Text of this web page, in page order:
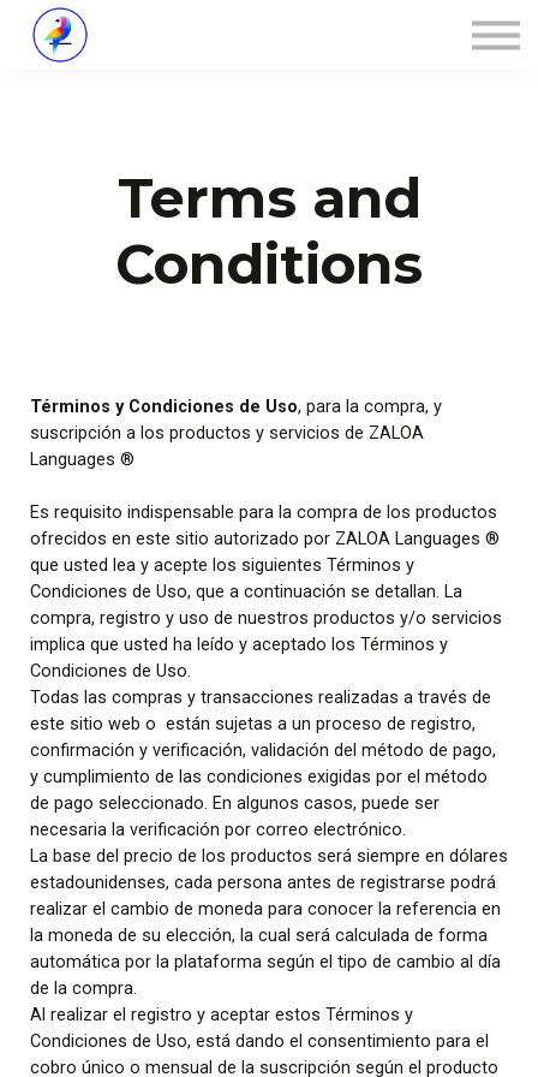
Terms and
Conditions
Términos y Condiciones de Uso, para la compra, y
suscripción a los productos y servicios de ZALOA
Languages ®
Es requisito indispensable para la compra de los productos
ofrecidos en este sitio autorizado por ZALOA Languages ®
que usted lea y acepte los siguientes Términos y
Condiciones de Uso, que a continuación se detallan. La
compra, registro y uso de nuestros productos y/o servicios
implica que usted ha leído y aceptado los Términos y
Condiciones de Uso.
Todas las compras y transacciones realizadas a través de
este sitio web o están sujetas a un proceso de registro,
confirmación y verificación, validación del método de pago,
y cumplimiento de las condiciones exigidas por el método
de pago seleccionado. En algunos casos, puede ser
necesaria la verificación por correo electrónico.
La base del precio de los productos será siempre en dólares
estadounidenses, cada persona antes de registrarse podrá
realizar el cambio de moneda para conocer la referencia en
la moneda de su elección, la cual será calculada de forma
automática por la plataforma según el tipo de cambio al día
de la compra.
Al realizar el registro y aceptar estos Términos y
Condiciones de Uso, está dando el consentimiento para el
cobro único o mensual de la suscripción según el producto